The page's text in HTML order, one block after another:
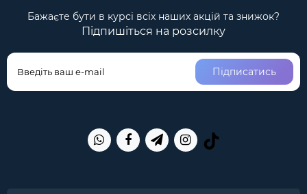
Бажаєте бути в курсі всіх наших акцій та знижок?
Підпишіться на розсилку
Підписатись